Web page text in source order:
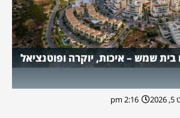
שמש – איכות, יוקרה ופוטנציאל
2:16 pm